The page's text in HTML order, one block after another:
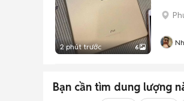
2 phút trước 6
Bạn cần tìm dung lượng